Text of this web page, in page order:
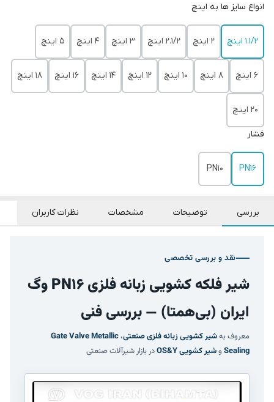
انواع سایز ها به اینچ
1.1/2 اینچ 2 اینچ 2.1/2 اینچ 3 اینچ 4 اینچ 5 اینچ
6 اینچ 8 اینچ 10 اینچ 12 اینچ 14 اینچ 16 اینچ 18 اینچ
20 اینچ
فشار
PN16
PN10
بررسی توضیحات مشخصات نظرات کاربران
نقد و بررسی تخصصی
شیر فلکه کشویی زبانه فلزی PN16 وگ
ایران (بی‌همتا) — بررسی فنی
معروف بهشیر کشویی زبانه فلزی صنعتی، Gate Valve Metallic
Sealing وشیر کشویی OS&Y در بازار شیرآلات صنعتی